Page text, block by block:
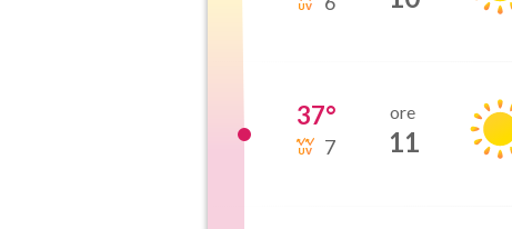
37°
7
ore
11